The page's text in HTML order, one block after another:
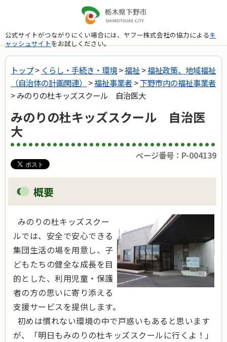
公式サイトがつながりにくい場合には、ヤフー株式会社の協力によるキ
ャッシュサイトをお試しください。
トップ> くらし・手続き・環境>福祉>福祉政策、地域福祉
（自治体の計画関連）
>福祉事業者>下野市内の福祉事業者
> みのりの杜キッズスクール 自治医大
みのりの杜キッズスクール 自治医
大
ページ番号：P-004139
概要
みのりの杜キッズスクー
ルでは、安全で安心できる
集団生活の場を用意し、子
どもたちの健全な成長を目
的とした、利用児童・保護
者の方の思いに寄り添える
支援サービスを提供します。
初めは慣れない環境の中で戸惑いもあると思います
が、「明日もみのりの杜キッズスクールに行くよ！」